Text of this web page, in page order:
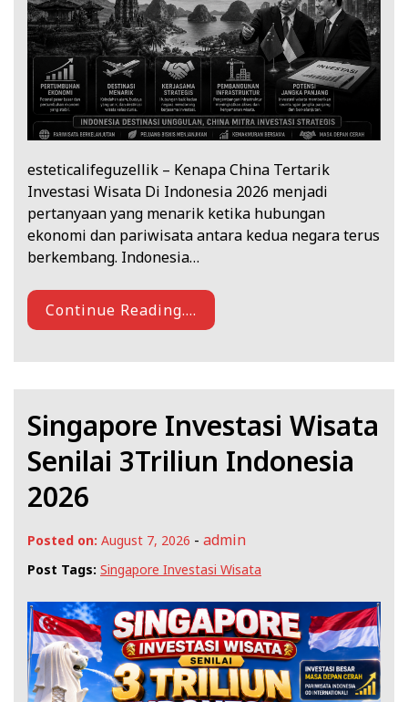
esteticalifeguzellik – Kenapa China Tertarik
Investasi Wisata Di Indonesia 2026 menjadi
pertanyaan yang menarik ketika hubungan
ekonomi dan pariwisata antara kedua negara terus
berkembang. Indonesia…
Continue Reading....
Singapore Investasi Wisata
Senilai 3Triliun Indonesia
2026
Posted on: August 7, 2026 - admin
Post Tags: Singapore Investasi Wisata